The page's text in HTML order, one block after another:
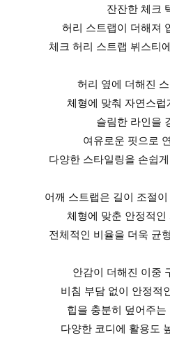
잔잔한 체크
허리 스트랩이 더해져
체크 허리 스트랩 뷔스티
허리 옆에 더해진
체형에 맞춰 자연스럽
슬림한 라인을
여유로운 핏으로
다양한 스타일링을 손쉽
어깨 스트랩은 길이 조절
체형에 맞춘 안정적인
전체적인 비율을 더욱 균
안감이 더해진 이중
비침 부담 없이 안정적
힙을 충분히 덮어주는